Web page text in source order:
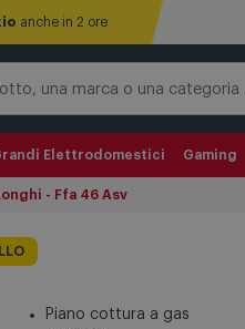
anche in 2 ore
Elettrodomestici Gaming
- Ffa 46 Asv
Piano cottura a gas